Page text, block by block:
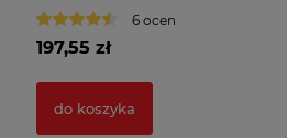
6 ocen
197,55 zł
do koszyka